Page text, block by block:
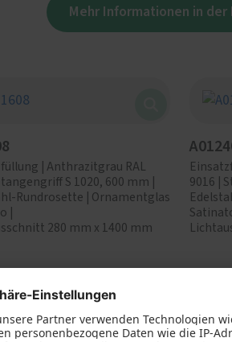
Mehr Informationen in der
| Anthrazitgrau RAL
S 1020, 600 mm |
Rundrosette | Ornamentglas
|
280 mm x 1400 mm
9016 |
Satinato